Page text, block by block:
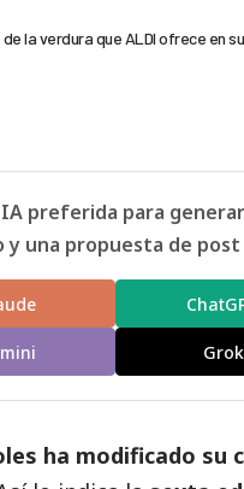
la verdura que ALDI ofrece en
preferida para
y una propuesta de
Grok
ha modificado